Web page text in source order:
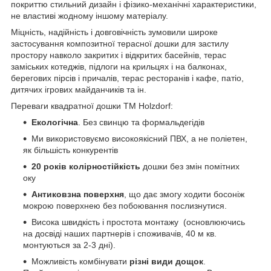
покриттю стильний дизайн і фізико-механічні характеристики,
не властиві жодному іншому матеріалу.
Міцність, надійність і довговічність зумовили широке
застосування композитної терасної дошки для застилу
простору навколо закритих і відкритих басейнів, терас
заміських котеджів, підлоги на крильцях і на балконах,
берегових пірсів і причалів, терас ресторанів і кафе, патіо,
дитячих ігрових майданчиків та ін.
Переваги квадратної дошки ТМ Holzdorf:
Екологічна . Без свинцю та формальдегідів
Ми використовуємо високоякісний ПВХ, а не поліетен,
як більшість конкурентів
20 років колірностійкість дошки без змін помітних
оку
Антиковзна поверхня , що дає змогу ходити босоніж
мокрою поверхнею без побоювання послизнутися.
Висока швидкість і простота монтажу (основлюючись
на досвіді наших партнерів і споживачів, 40 м кв.
монтуються за 2-3 дні).
Можливість комбінувати різні види дощок